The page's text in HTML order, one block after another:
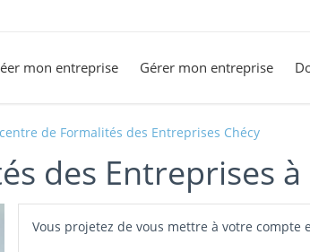
mon entreprise Gérer mon entreprise
de Formalités des Entreprises Chécy
des Entreprises à
Vous projetez de vous mettre à votre compte